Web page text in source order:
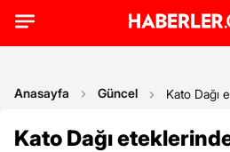
Anasayfa Güncel Kato Dağı
Kato Dağı